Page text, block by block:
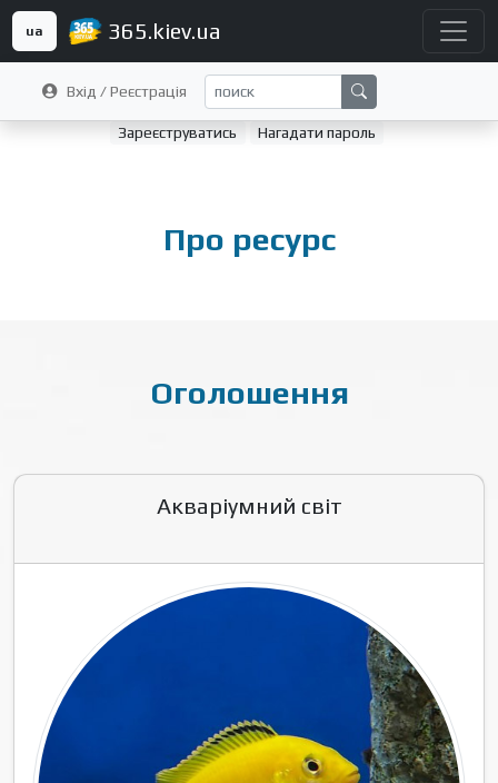
365.kiev.ua
ua
Вхід / Реєстрація
Зареєструватись Нагадати пароль
Про ресурс
Оголошення
Акваріумний світ